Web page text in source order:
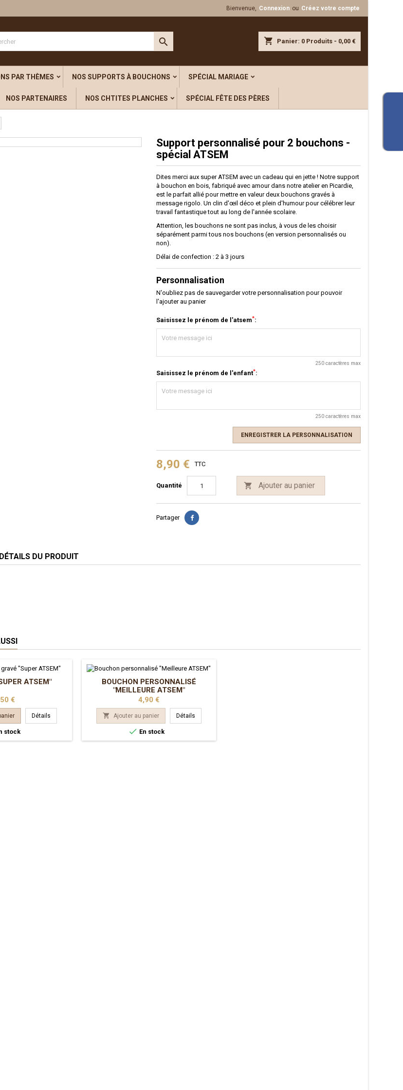
Bienvenue, Connexion ou Créez votre compte
shopping_cart Panier: 0 Produits - 0,00 €

PAR THÈMES NOS SUPPORTS À BOUCHONS SPÉCIAL MARIAGE
NOS PARTENAIRES NOS CHTITES PLANCHES SPÉCIAL FÊTE DES PÈRES
Support personnalisé pour 2 bouchons -
spécial ATSEM
Dites merci aux super ATSEM avec un cadeau qui en jette ! Notre support
à bouchon en bois, fabriqué avec amour dans notre atelier en Picardie,
est le parfait allié pour mettre en valeur deux bouchons gravés à
message rigolo. Un clin d'œil déco et plein d'humour pour célébrer leur
travail fantastique tout au long de l'année scolaire.
Attention, les bouchons ne sont pas inclus, à vous de les choisir
séparément parmi tous nos bouchons (en version personnalisés ou
non).
Délai de confection : 2 à 3 jours
Personnalisation
N'oubliez pas de sauvegarder votre personnalisation pour pouvoir
l'ajouter au panier
Saisissez le prénom de l'atsem*:
250 caractères max
Saisissez le prénom de l'enfant*:
250 caractères max
ENREGISTRER LA PERSONNALISATION
8,90 € TTC
Quantité  Ajouter au panier
Partager
DÉTAILS DU PRODUIT
ATSEM"
€
Détails
stock
BOUCHON PERSONNALISÉ
"MEILLEURE ATSEM"
Prix
4,90 €
 Ajouter au panier Détails
 En stock